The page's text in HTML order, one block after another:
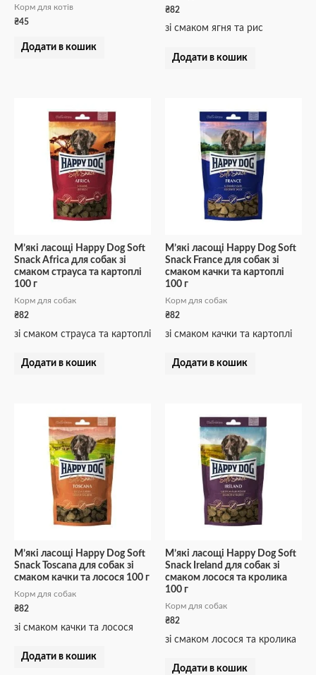
Корм для котів
₴45
Додати в кошик
₴82
зі смаком ягня та рис
Додати в кошик
М’які ласощі Happy Dog Soft
Snack Africa для собак зі
смаком страуса та картоплі
100 г
Корм для собак
₴82
зі смаком страуса та картоплі
Додати в кошик
М’які ласощі Happy Dog Soft
Snack France для собак зі
смаком качки та картоплі
100 г
Корм для собак
₴82
зі смаком качки та картоплі
Додати в кошик
М’які ласощі Happy Dog Soft
Snack Toscana для собак зі
смаком качки та лосося 100 г
Корм для собак
₴82
зі смаком качки та лосося
Додати в кошик
М’які ласощі Happy Dog Soft
Snack Ireland для собак зі
смаком лосося та кролика
100 г
Корм для собак
₴82
зі смаком лосося та кролика
Додати в кошик